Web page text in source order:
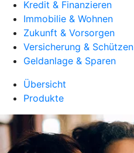
Kredit & Finanzieren
Immobilie & Wohnen
Zukunft & Vorsorgen
Versicherung & Schützen
Geldanlage & Sparen
Übersicht
Produkte